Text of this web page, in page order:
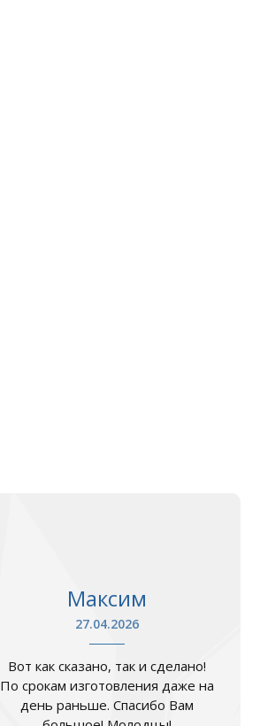
Максим
27.04.2026
Вот как сказано, так и сделано!
По срокам изготовления даже на
день раньше. Спасибо Вам